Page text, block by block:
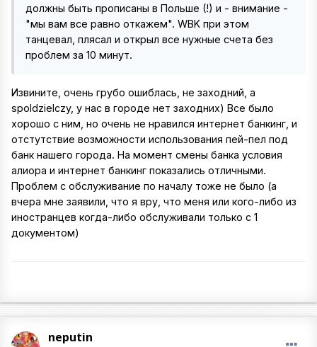
должны быть прописаны в Польше (!) и - внимание -
"мы вам все равно откажем". WBK при этом
танцевал, плясал и открыл все нужные счета без
проблем за 10 минут.
Извините, очень грубо ошиблась, не заходний, а
spoldzielczy, у нас в городе нет заходних) Все было
хорошо с ним, но очень не нравился интернет банкинг, и
отстутствие возможности использования пей-пел под
банк нашего города. На момент смены банка условия
алиора и интернет банкинг показались отличными.
Проблем с обслуживание по началу тоже не было (а
вчера мне заявили, что я вру, что меня или кого-либо из
иностранцев когда-либо обслуживали только с 1
документом)
neputin